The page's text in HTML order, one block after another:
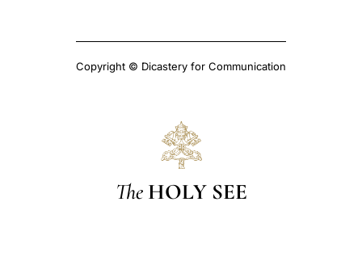
Copyright © Dicastery for Communication
The HOLY SEE